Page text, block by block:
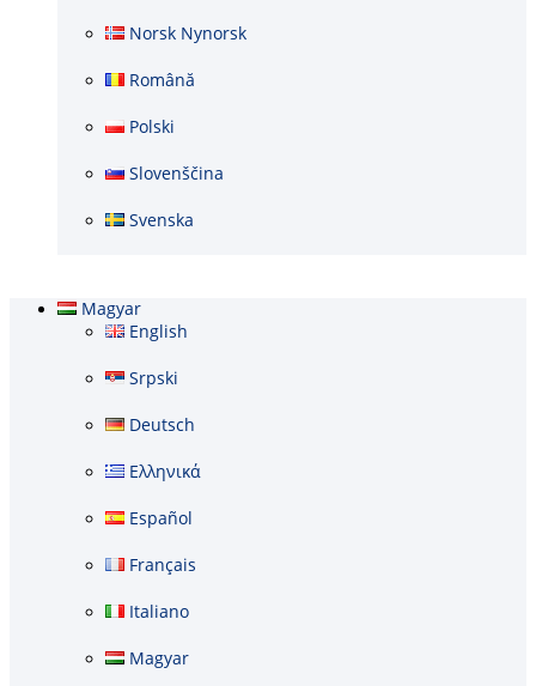
Norsk Nynorsk
Română
Polski
Slovenščina
Svenska
Magyar
English
Srpski
Deutsch
Ελληνικά
Español
Français
Italiano
Magyar